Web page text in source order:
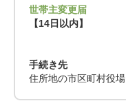
世帯主変更届
【14日以内】
手続き先
住所地の市区町村役場